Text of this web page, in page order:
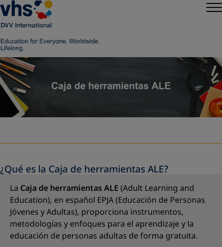
¿Qué es la Caja de herramientas ALE?
La Caja de herramientas ALE (Adult Learning and
Education), en español EPJA (Educación de Personas
Jóvenes y Adultas), proporciona instrumentos,
metodologías y enfoques para el aprendizaje y la
educación de personas adultas de forma gratuita.